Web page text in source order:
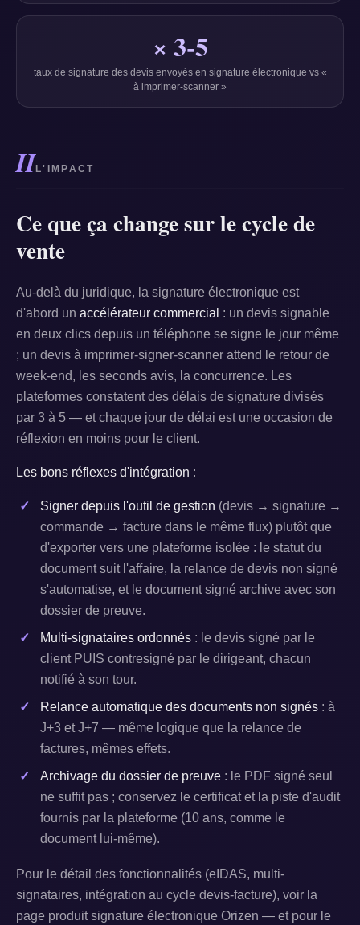
× 3-5
taux de signature des devis envoyés en signature électronique vs «
à imprimer-scanner »
II L'IMPACT
Ce que ça change sur le cycle de
vente
Au-delà du juridique, la signature électronique est
d'abord un accélérateur commercial : un devis signable
en deux clics depuis un téléphone se signe le jour même
; un devis à imprimer-signer-scanner attend le retour de
week-end, les seconds avis, la concurrence. Les
plateformes constatent des délais de signature divisés
par 3 à 5 — et chaque jour de délai est une occasion de
réflexion en moins pour le client.
Les bons réflexes d'intégration :
Signer depuis l'outil de gestion (devis → signature →
commande → facture dans le même flux) plutôt que
d'exporter vers une plateforme isolée : le statut du
document suit l'affaire, la relance de devis non signé
s'automatise, et le document signé archive avec son
dossier de preuve.
Multi-signataires ordonnés : le devis signé par le
client PUIS contresigné par le dirigeant, chacun
notifié à son tour.
Relance automatique des documents non signés : à
J+3 et J+7 — même logique que la relance de
factures, mêmes effets.
Archivage du dossier de preuve : le PDF signé seul
ne suffit pas ; conservez le certificat et la piste d'audit
fournis par la plateforme (10 ans, comme le
document lui-même).
Pour le détail des fonctionnalités (eIDAS, multi-
signataires, intégration au cycle devis-facture), voir la
page produit signature électronique Orizen — et pour le